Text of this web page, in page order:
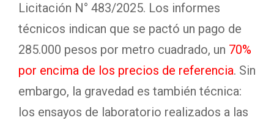
Licitación N° 483/2025. Los informes
técnicos indican que se pactó un pago de
285.000 pesos por metro cuadrado, un 70%
por encima de los precios de referencia. Sin
embargo, la gravedad es también técnica:
los ensayos de laboratorio realizados a las